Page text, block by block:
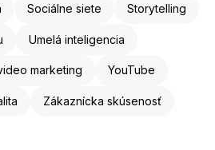
Sociálne siete Storytelling
Umelá inteligencia
marketing YouTube
Zákaznícka skúsenosť